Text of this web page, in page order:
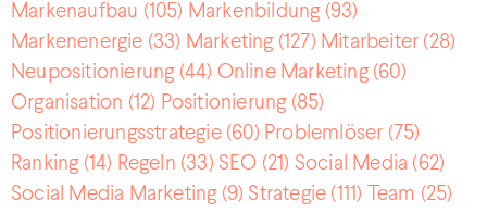
Markenaufbau (105) Markenbildung(93)
Markenenergie (33) Marketing(127) Mitarbeiter (28)
Neupositionierung(44) Online Marketing(60)
Organisation (12) Positionierung(85)
Positionierungsstrategie(60) Problemlöser (75)
Ranking(14) Regeln (33) SEO (21) Social Media (62)
Social Media Marketing(9) Strategie (111) Team (25)